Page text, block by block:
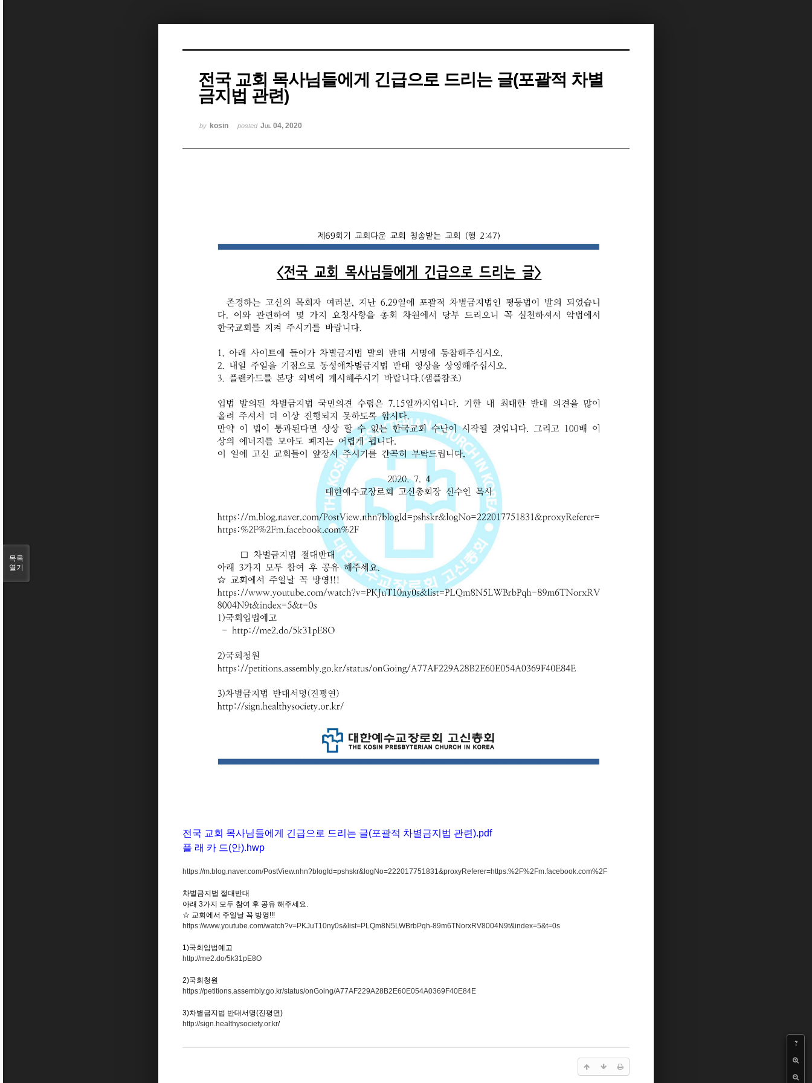
전국 교회 목사님들에게 긴급으로 드리는 글(포괄적 차별
금지법 관련)
by kosin posted Jul 04, 2020
?
전국 교회 목사님들에게 긴급으로 드리는 글(포괄적 차별금지법 관련).pdf
플 래 카 드(안).hwp
https://m.blog.naver.com/PostView.nhn?blogId=pshskr&logNo=222017751831&proxyReferer=https:%2F%2Fm.facebook.com%2F
차별금지법 절대반대
아래 3가지 모두 참여 후 공유 해주세요.
☆ 교회에서 주일날 꼭 방영!!!
https://www.youtube.com/watch?v=PKJuT10ny0s&list=PLQm8N5LWBrbPqh-89m6TNorxRV8004N9t&index=5&t=0s
1)국회입법예고
http://me2.do/5k31pE8O
2)국회청원
https://petitions.assembly.go.kr/status/onGoing/A77AF229A28B2E60E054A0369F40E84E
3)차별금지법 반대서명(진평연)
http://sign.healthysociety.or.kr/
목록
열기
Sketchbook5, 스케치북5
Sketchbook5, 스케치북5